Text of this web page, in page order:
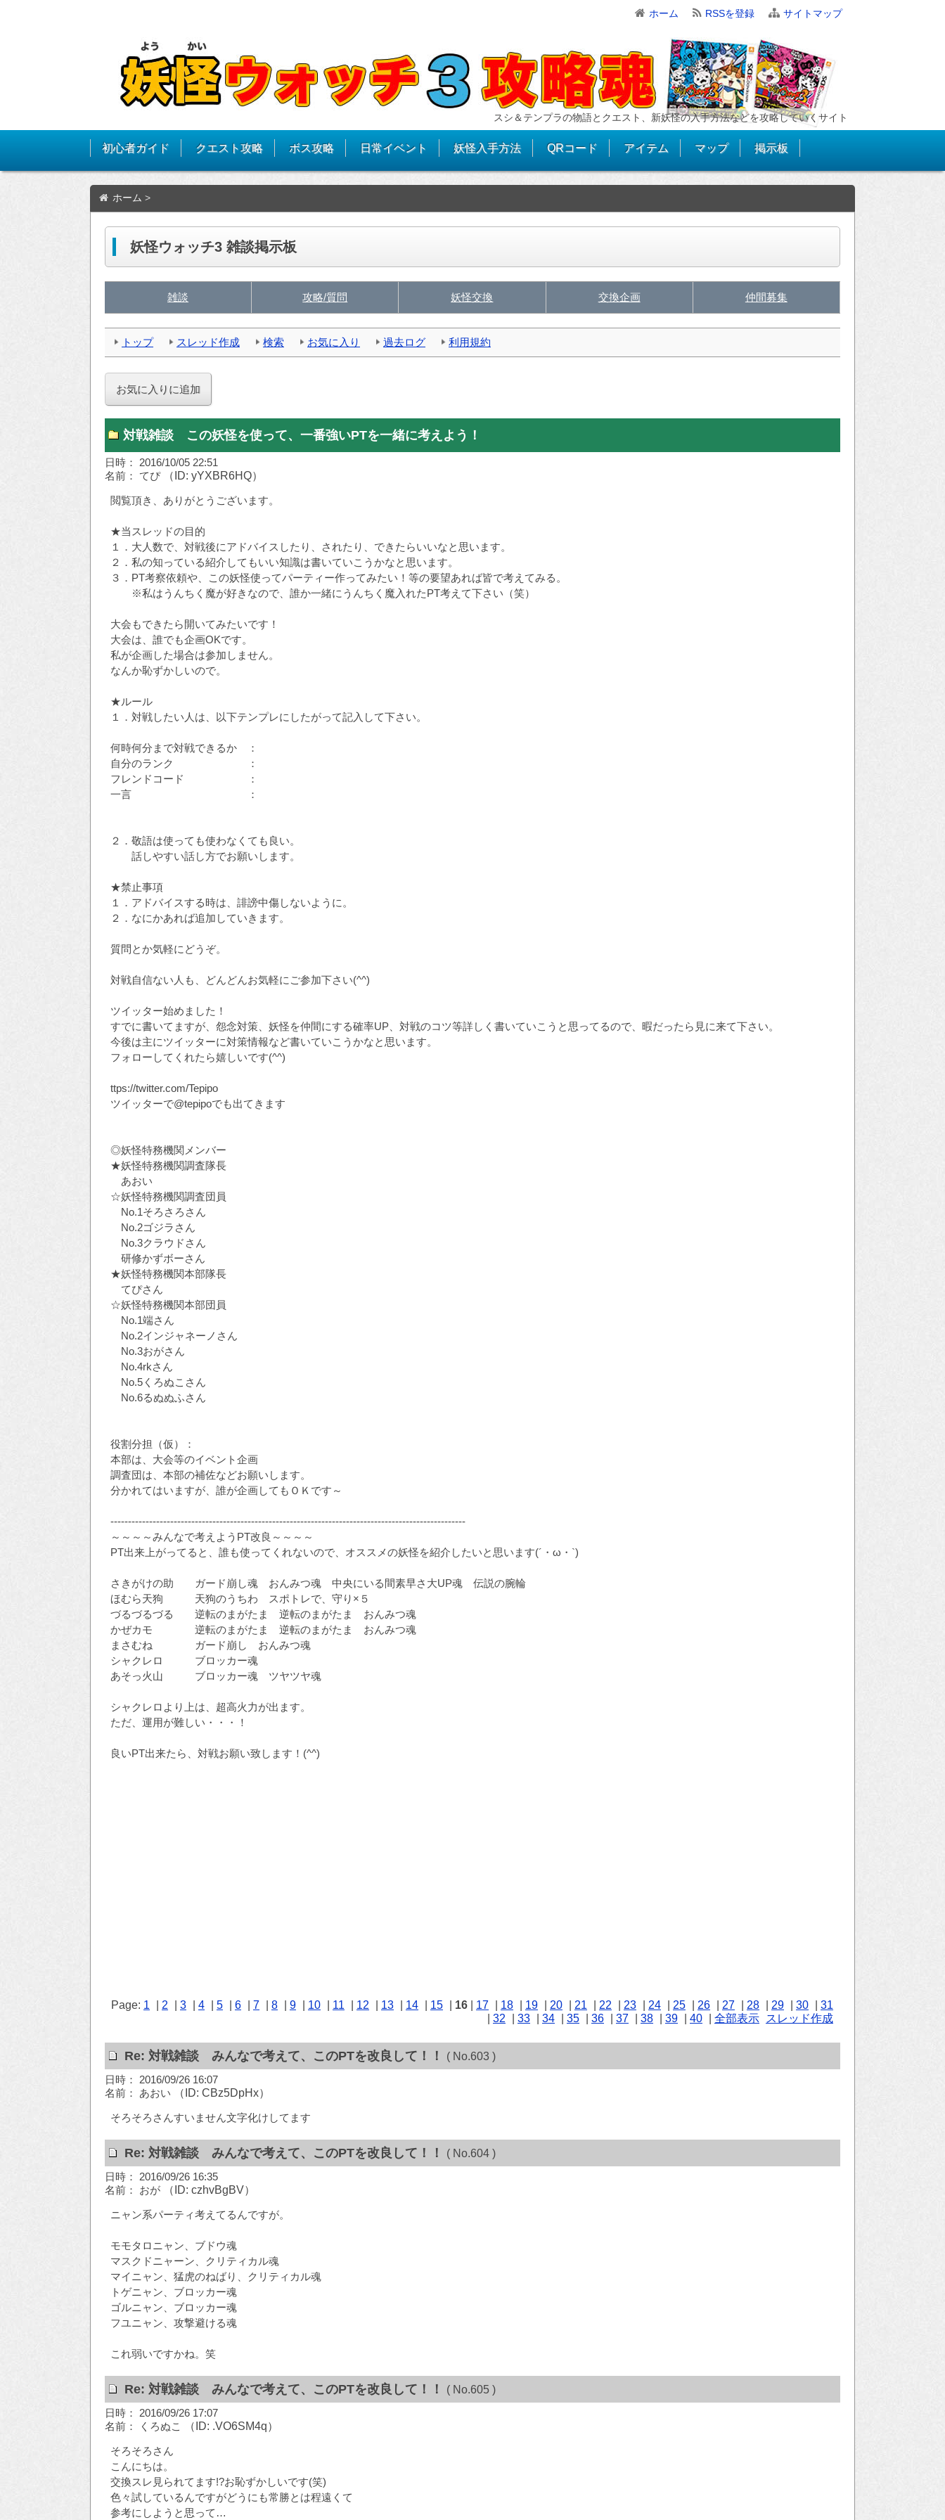
ホーム RSSを登録 サイトマップ
スシ＆テンプラの物語とクエスト、新妖怪の入手方法などを攻略していくサイト
初心者ガイド クエスト攻略 ボス攻略 日常イベント 妖怪入手方法 QRコード アイテム マップ 掲示板
ホーム >
妖怪ウォッチ3 雑談掲示板
雑談 攻略/質問 妖怪交換 交換企画 仲間募集
トップ スレッド作成 検索 お気に入り 過去ログ 利用規約
対戦雑談 この妖怪を使って、一番強いPTを一緒に考えよう！
日時： 2016/10/05 22:51
名前： てぴ
（ID: yYXBR6HQ）
閲覧頂き、ありがとうございます。
★当スレッドの目的
１．大人数で、対戦後にアドバイスしたり、されたり、できたらいいなと思います。
２．私の知っている紹介してもいい知識は書いていこうかなと思います。
３．PT考察依頼や、この妖怪使ってパーティー作ってみたい！等の要望あれば皆で考えてみる。
※私はうんちく魔が好きなので、誰か一緒にうんちく魔入れたPT考えて下さい（笑）
大会もできたら開いてみたいです！
大会は、誰でも企画OKです。
私が企画した場合は参加しません。
なんか恥ずかしいので。
★ルール
１．対戦したい人は、以下テンプレにしたがって記入して下さい。
何時何分まで対戦できるか ：
自分のランク ：
フレンドコード ：
一言 ：
２．敬語は使っても使わなくても良い。
話しやすい話し方でお願いします。
★禁止事項
１．アドバイスする時は、誹謗中傷しないように。
２．なにかあれば追加していきます。
質問とか気軽にどうぞ。
対戦自信ない人も、どんどんお気軽にご参加下さい(^^)
ツイッター始めました！
すでに書いてますが、怨念対策、妖怪を仲間にする確率UP、対戦のコツ等詳しく書いていこうと思ってるので、暇だったら見に来て下さい。
今後は主にツイッターに対策情報など書いていこうかなと思います。
フォローしてくれたら嬉しいです(^^)
ttps://twitter.com/Tepipo
ツイッターで@tepipoでも出てきます
◎妖怪特務機関メンバー
★妖怪特務機関調査隊長
あおい
☆妖怪特務機関調査団員
No.1そろさろさん
No.2ゴジラさん
No.3クラウドさん
研修かずボーさん
★妖怪特務機関本部隊長
てぴさん
☆妖怪特務機関本部団員
No.1端さん
No.2インジャネーノさん
No.3おがさん
No.4rkさん
No.5くろぬこさん
No.6るぬぬふさん
役割分担（仮）：
本部は、大会等のイベント企画
調査団は、本部の補佐などお願いします。
分かれてはいますが、誰が企画してもＯＫです～
-----------------------------------------------------------------------------------------------------
～～～～みんなで考えようPT改良～～～～
PT出来上がってると、誰も使ってくれないので、オススメの妖怪を紹介したいと思います(´・ω・`)
さきがけの助 ガード崩し魂 おんみつ魂 中央にいる間素早さ大UP魂 伝説の腕輪
ほむら天狗 天狗のうちわ スポトレで、守り×５
づるづるづる 逆転のまがたま 逆転のまがたま おんみつ魂
かぜカモ 逆転のまがたま 逆転のまがたま おんみつ魂
まさむね ガード崩し おんみつ魂
シャクレロ ブロッカー魂
あそっ火山 ブロッカー魂 ツヤツヤ魂
シャクレロより上は、超高火力が出ます。
ただ、運用が難しい・・・！
良いPT出来たら、対戦お願い致します！(^^)
Page: 1 2 3 4 5 6 7 8 9 10 11 12 13 14 15 16 17 18 19 20 21 22 23 24 25 26 27 28 29 30
31
32 33 34 35 36 37 38 39 40 全部表示 スレッド作成
Re: 対戦雑談 みんなで考えて、このPTを改良して！！
( No.603 )
日時： 2016/09/26 16:07
名前： あおい
（ID: CBz5DpHx）
そろそろさんすいません文字化けしてます
Re: 対戦雑談 みんなで考えて、このPTを改良して！！
( No.604 )
日時： 2016/09/26 16:35
名前： おが
（ID: czhvBgBV）
ニャン系パーティ考えてるんですが。
モモタロニャン、ブドウ魂
マスクドニャーン、クリティカル魂
マイニャン、猛虎のねばり、クリティカル魂
トゲニャン、ブロッカー魂
ゴルニャン、ブロッカー魂
フユニャン、攻撃避ける魂
これ弱いですかね。笑
Re: 対戦雑談 みんなで考えて、このPTを改良して！！
( No.605 )
日時： 2016/09/26 17:07
名前： くろぬこ
（ID: .VO6SM4q）
そろそろさん
こんにちは。
交換スレ見られてます!?お恥ずかしいです(笑)
色々試しているんですがどうにも常勝とは程遠くて
参考にしようと思って…